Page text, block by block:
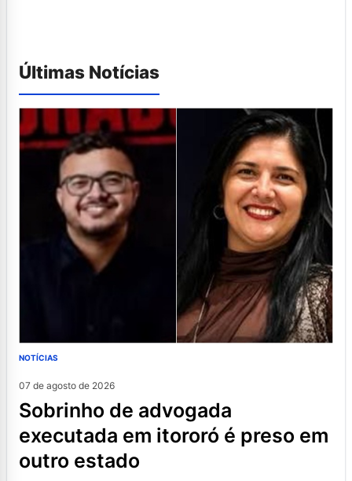
Últimas Notícias
NOTÍCIAS
07 de agosto de 2026
sobrinho de advogada
executada em itororó é preso em
outro estado